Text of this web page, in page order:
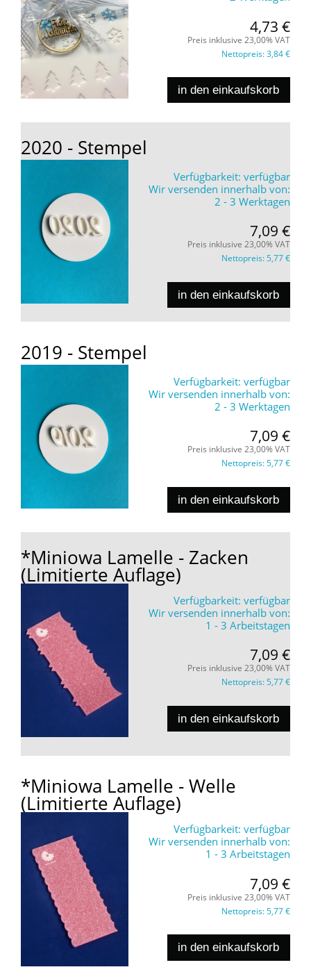
4,73 €
Preis inklusive 23,00% VAT
Nettopreis:3,84 €
in den einkaufskorb
2020 - Stempel
Verfügbarkeit: verfügbar
Wir versenden innerhalb von:
2 - 3 Werktagen
7,09 €
Preis inklusive 23,00% VAT
Nettopreis:5,77 €
in den einkaufskorb
2019 - Stempel
Verfügbarkeit: verfügbar
Wir versenden innerhalb von:
2 - 3 Werktagen
7,09 €
Preis inklusive 23,00% VAT
Nettopreis:5,77 €
in den einkaufskorb
*Miniowa Lamelle - Zacken
(Limitierte Auflage)
Verfügbarkeit: verfügbar
Wir versenden innerhalb von:
1 - 3 Arbeitstagen
7,09 €
Preis inklusive 23,00% VAT
Nettopreis:5,77 €
in den einkaufskorb
*Miniowa Lamelle - Welle
(Limitierte Auflage)
Verfügbarkeit: verfügbar
Wir versenden innerhalb von:
1 - 3 Arbeitstagen
7,09 €
Preis inklusive 23,00% VAT
Nettopreis:5,77 €
in den einkaufskorb